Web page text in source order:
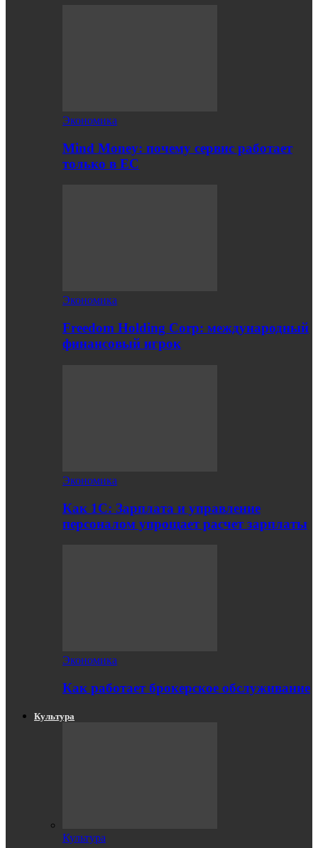
Экономика
Mind Money: почему сервис работает
только в ЕС
Экономика
Freedom Holding Corp: международный
финансовый игрок
Экономика
Как 1С: Зарплата и управление
персоналом упрощает расчет зарплаты
Экономика
Как работает брокерское обслуживание
Культура
Культура